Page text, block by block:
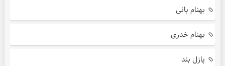
بهنام بانی
بهنام خدری
پازل بند